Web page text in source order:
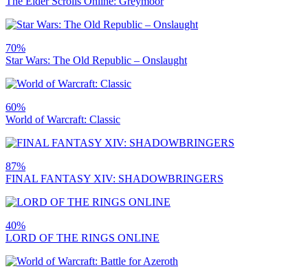
70%
Star Wars: The Old Republic – Onslaught
60%
World of Warcraft: Classic
87%
FINAL FANTASY XIV: SHADOWBRINGERS
40%
LORD OF THE RINGS ONLINE